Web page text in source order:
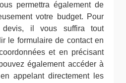
permettra également de
votre budget. Pour
il vous suffira tout
le formulaire de contact en
et en précisant
également accéder à
appelant directement les